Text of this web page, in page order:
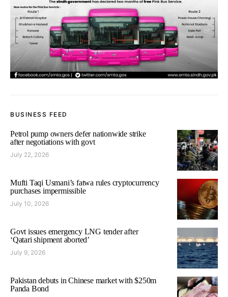
BUSINESS FEED
Petrol pump owners defer nationwide strike
after negotiations with govt
July 22, 2026
Mufti Taqi Usmani’s fatwa rules cryptocurrency
purchases impermissible
July 10, 2026
Govt issues emergency LNG tender after
‘Qatari shipment aborted’
July 9, 2026
Pakistan debuts in Chinese market with $250m
Panda Bond